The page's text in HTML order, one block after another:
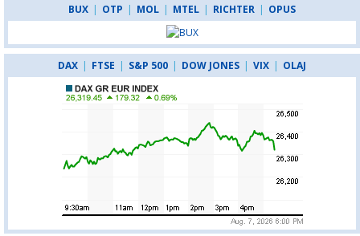
BUX | OTP | MOL | MTEL | RICHTER | OPUS
DAX | FTSE | S&P 500 | DOW JONES | VIX | OLAJ